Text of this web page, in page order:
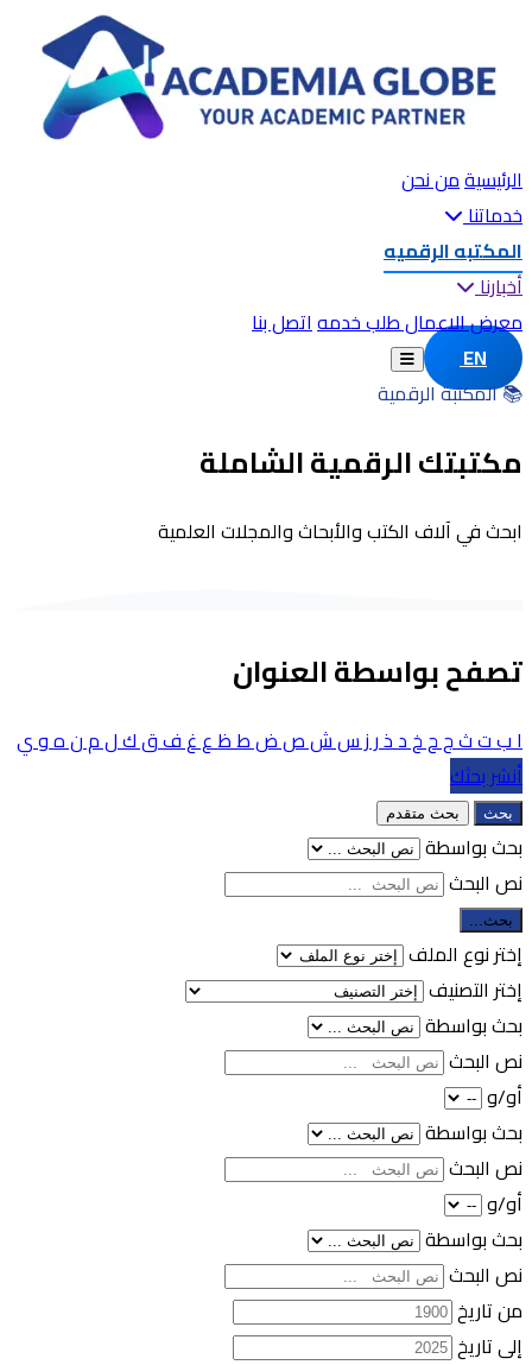
الرئيسيةمن نحن
خدماتنا
المكتبه الرقميه
أخبارنا
معرض الاعمالطلب خدمهاتصل بنا
EN
📚 المكتبة الرقمية
مكتبتك الرقمية الشاملة
ابحث في آلاف الكتب والأبحاث والمجلات العلمية
تصفح بواسطة العنوان
ابتثجحخدذرزسشصضطظعغفقكلمنهوي
أنشر بحثك
بحث بحث متقدم
بحث بواسطة
نص البحث
بحث...
إختر نوع الملف
إختر التصنيف
بحث بواسطة
نص البحث
أو/و
بحث بواسطة
نص البحث
أو/و
بحث بواسطة
نص البحث
من تاريخ
إلى تاريخ